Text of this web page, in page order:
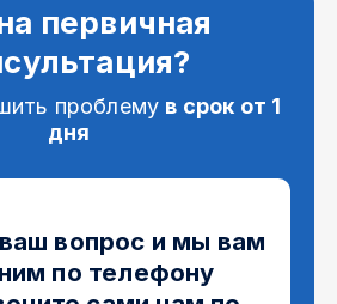
первичная
проблему в срок от 1
дня
вопрос и мы вам
по телефону